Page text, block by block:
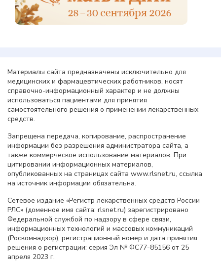
Материалы сайта предназначены исключительно для
медицинских и фармацевтических работников, носят
справочно-информационный характер и не должны
использоваться пациентами для принятия
самостоятельного решения о применении лекарственных
средств.
Запрещена передача, копирование, распространение
информации без разрешения администратора сайта, а
также коммерческое использование материалов. При
цитировании информационных материалов,
опубликованных на страницах сайта www.rlsnet.ru, ссылка
на источник информации обязательна.
Сетевое издание «Регистр лекарственных средств России
РЛС» (доменное имя сайта: rlsnet.ru) зарегистрировано
Федеральной службой по надзору в сфере связи,
информационных технологий и массовых коммуникаций
(Роскомнадзор), регистрационный номер и дата принятия
решения о регистрации: серия Эл № ФС77-85156 от 25
апреля 2023 г.